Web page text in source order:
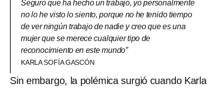
Seguro que ha hecho un trabajo, yo personalmente
no lo he visto lo siento, porque no he tenido tiempo
de ver ningún trabajo de nadie y creo que es una
mujer que se merece cualquier tipo de
reconocimiento en este mundo”
KARLA SOFÍA GASCÓN
Sin embargo, la polémica surgió cuando Karla